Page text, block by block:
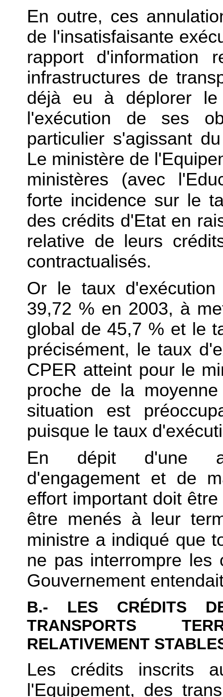
En outre, ces
de l'insatisfaisante
rapport d'information
infrastructures de
déjà eu à déplorer
l'exécution de ses
particulier s'agissant
Le ministère de
ministères (avec
forte incidence sur le
des crédits d'Etat en
relative de leurs
contractualisés.
Or le taux
39,72 % en 2003, à
global de 45,7 % et le
précisément, le taux
CPER atteint pour le
proche de la
situation est
puisque le taux
En dépit d'une
d'engagement et de
effort important doit
être menés à leur
ministre a indiqué que
ne pas interrompre les
Gouvernement
B.- LES CRÉDITS
TRANSPORTS
RELATIVEMENT
Les crédits inscrits
l'Equipement, des